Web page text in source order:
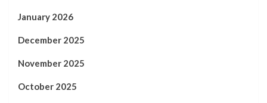
January 2026
December 2025
November 2025
October 2025